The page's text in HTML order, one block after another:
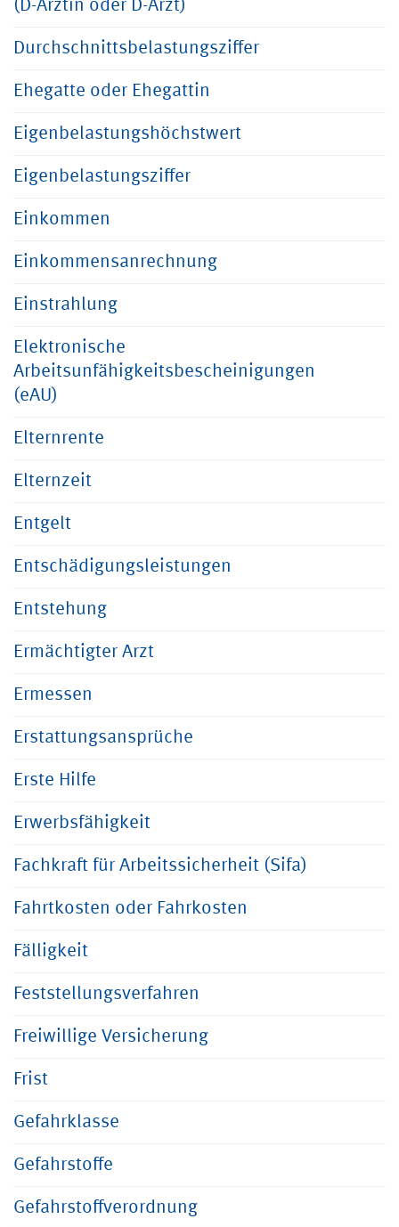
(D-Ärztin oder D-Arzt)
Durchschnittsbelastungsziffer
Ehegatte oder Ehegattin
Eigenbelastungshöchstwert
Eigenbelastungsziffer
Einkommen
Einkommensanrechnung
Einstrahlung
Elektronische
Arbeitsunfähigkeitsbescheinigungen
(eAU)
Elternrente
Elternzeit
Entgelt
Entschädigungsleistungen
Entstehung
Ermächtigter Arzt
Ermessen
Erstattungsansprüche
Erste Hilfe
Erwerbsfähigkeit
Fachkraft für Arbeitssicherheit (Sifa)
Fahrtkosten oder Fahrkosten
Fälligkeit
Feststellungsverfahren
Freiwillige Versicherung
Frist
Gefahrklasse
Gefahrstoffe
Gefahrstoffverordnung